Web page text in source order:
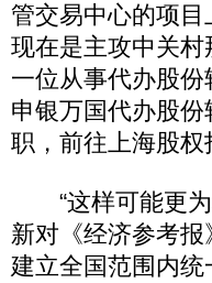
管交易中心的项
现在是主攻中关村
一位从事代办股
申银万国代办股
职，前往上海股
“这样可能更为
新对《经济参考
建立全国范围内